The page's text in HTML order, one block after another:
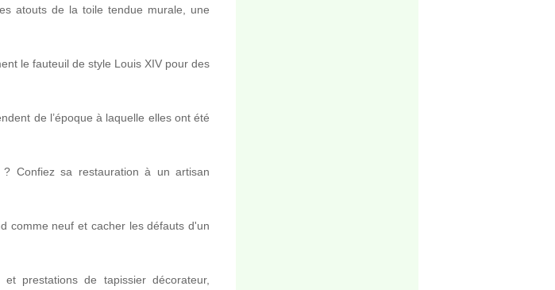
atouts de la toile tendue murale, une
le fauteuil de style Louis XIV pour des
de l’époque à laquelle elles ont été
Confiez sa restauration à un artisan
comme neuf et cacher les défauts d'un
prestations de tapissier décorateur,